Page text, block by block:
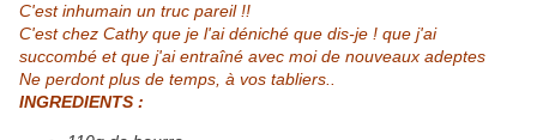
C'est inhumain un truc pareil !!
C'est chez Cathyque je l'ai déniché que dis-je ! que j'ai
succombé et que j'ai entraîné avec moi de nouveaux adeptes
Ne perdont plus de temps, à vos tabliers..
INGREDIENTS :